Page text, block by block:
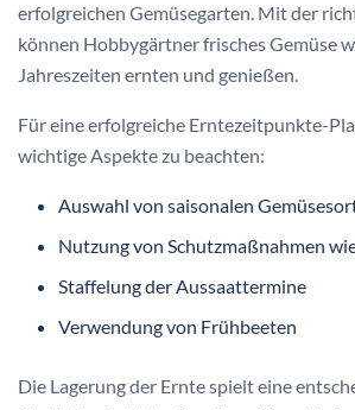
erfolgreichen Gemüsegarten. Mit der
können Hobbygärtner frisches Gemüse
Jahreszeiten ernten und genießen.
Für eine erfolgreiche Erntezeitpunkte-
wichtige Aspekte zu beachten:
Auswahl von saisonalen
Nutzung von Schutzmaßnahmen
Staffelung der Aussaattermine
Verwendung von Frühbeeten
Die Lagerung der Ernte spielt eine